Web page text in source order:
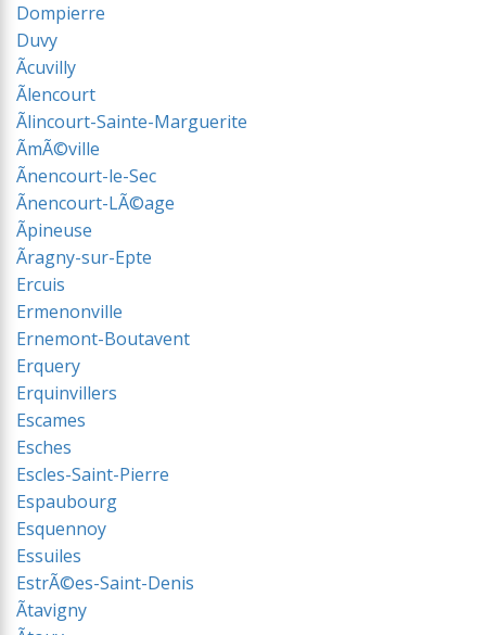
Dompierre
Duvy
Ãcuvilly
Ãlencourt
Ãlincourt-Sainte-Marguerite
ÃmÃ©ville
Ãnencourt-le-Sec
Ãnencourt-LÃ©age
Ãpineuse
Ãragny-sur-Epte
Ercuis
Ermenonville
Ernemont-Boutavent
Erquery
Erquinvillers
Escames
Esches
Escles-Saint-Pierre
Espaubourg
Esquennoy
Essuiles
EstrÃ©es-Saint-Denis
Ãtavigny